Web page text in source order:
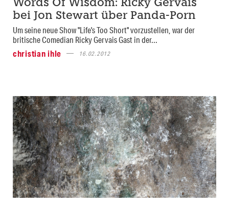
Words Of Wisdom: Ricky Gervais
bei Jon Stewart über Panda-Porn
Um seine neue Show "Life's Too Short" vorzustellen, war der
britische Comedian Ricky Gervais Gast in der...
christian ihle
16.02.2012